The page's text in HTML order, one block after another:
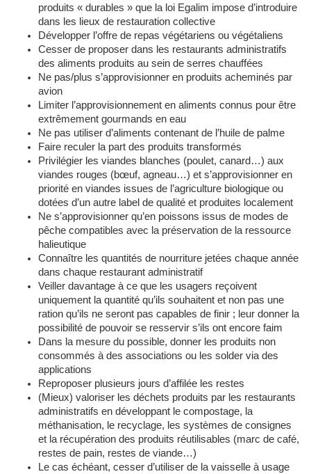
produits « durables » que la loi Egalim impose d’introduire
dans les lieux de restauration collective
Développer l’offre de repas végétariens ou végétaliens
Cesser de proposer dans les restaurants administratifs
des aliments produits au sein de serres chauffées
Ne pas/plus s’approvisionner en produits acheminés par
avion
Limiter l’approvisionnement en aliments connus pour être
extrêmement gourmands en eau
Ne pas utiliser d’aliments contenant de l’huile de palme
Faire reculer la part des produits transformés
Privilégier les viandes blanches (poulet, canard…) aux
viandes rouges (bœuf, agneau…) et s’approvisionner en
priorité en viandes issues de l’agriculture biologique ou
dotées d’un autre label de qualité et produites localement
Ne s’approvisionner qu’en poissons issus de modes de
pêche compatibles avec la préservation de la ressource
halieutique
Connaître les quantités de nourriture jetées chaque année
dans chaque restaurant administratif
Veiller davantage à ce que les usagers reçoivent
uniquement la quantité qu’ils souhaitent et non pas une
ration qu’ils ne seront pas capables de finir ; leur donner la
possibilité de pouvoir se resservir s’ils ont encore faim
Dans la mesure du possible, donner les produits non
consommés à des associations ou les solder via des
applications
Reproposer plusieurs jours d’affilée les restes
(Mieux) valoriser les déchets produits par les restaurants
administratifs en développant le compostage, la
méthanisation, le recyclage, les systèmes de consignes
et la récupération des produits réutilisables (marc de café,
restes de pain, restes de viande…)
Le cas échéant, cesser d’utiliser de la vaisselle à usage